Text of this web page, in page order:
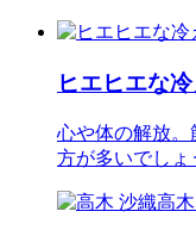
ヒエヒエな
心や体の解放。
方が多いでし
高